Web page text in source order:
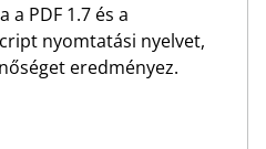
a PDF 1.7 és a
nyomtatási nyelvet,
eredményez.